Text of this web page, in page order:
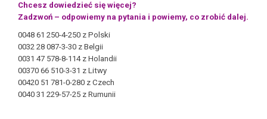
Chcesz dowiedzieć się więcej?
Zadzwoń – odpowiemy na pytania i powiemy, co zrobić dalej.
0048 61 250-4-250 z Polski
0032 28 087-3-30 z Belgii
0031 47 578-8-114 z Holandii
00370 66 510-3-31 z Litwy
00420 51 781-0-280 z Czech
0040 31 229-57-25 z Rumunii